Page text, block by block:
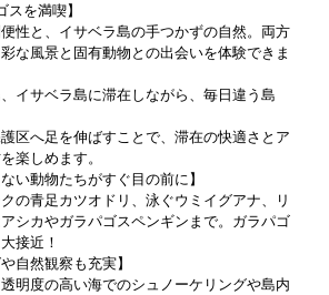
を満喫】
性と、イサベラ島の手つかずの自然。両方
な風景と固有動物との出会いを体験できま
イサベラ島に滞在しながら、毎日違う島
区へ足を伸ばすことで、滞在の快適さとア
楽しめます。
い動物たちがすぐ目の前に】
の青足カツオドリ、泳ぐウミイグアナ、リ
シカやガラパゴスペンギンまで。ガラパゴ
接近！
自然観察も充実】
明度の高い海でのシュノーケリングや島内